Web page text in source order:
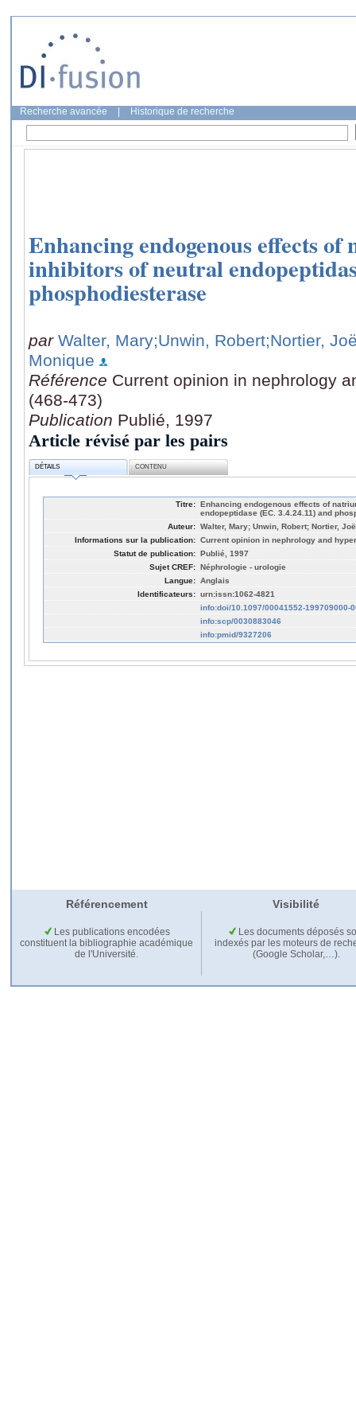
Recherche avancée Historique de recherche
Enhancing endogenous effects
inhibitors of neutral
phosphodiesterase
par Walter, Mary;Unwin, Robert;Nortier,
Monique
Référence Current opinion in nephrology
(468-473)
Publication Publié, 1997
Article révisé par les pairs
DÉTAILS CONTENU
Titre: Enhancing endogenous effects of
endopeptidase (EC. 3.4.24.11) and
Auteur: Walter, Mary; Unwin, Robert; Nortier,
Informations sur la publication: Current opinion in nephrology and
Statut de publication: Publié, 1997
Sujet CREF: Néphrologie - urologie
Langue: Anglais
Identificateurs: urn:issn:1062-4821
info:doi/10.1097/00041552-199709000-
info:scp/0030883046
info:pmid/9327206
Référencement Visibilité
Les publications encodées
constituent la bibliographie académique
de l'Université.
Les documents déposés
indexés par les moteurs de
(Google Scholar,…).